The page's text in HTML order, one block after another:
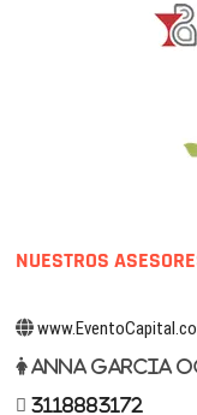
NUESTROS
Anna Garcia
3118883172